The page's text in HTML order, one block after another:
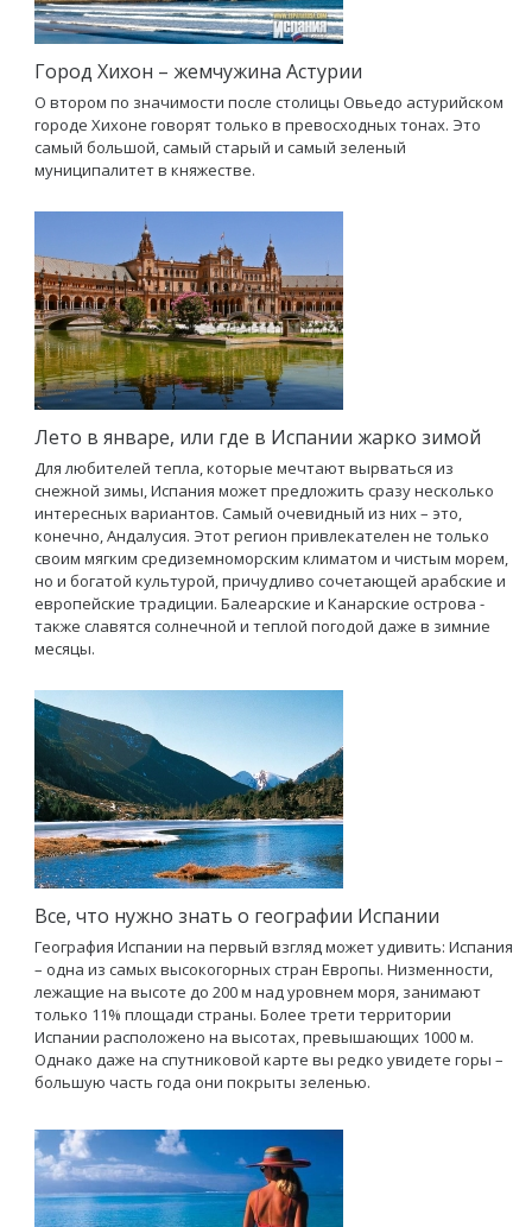
Город Хихон – жемчужина Астурии
О втором по значимости после столицы Овьедо астурийском
городе Хихоне говорят только в превосходных тонах. Это
самый большой, самый старый и самый зеленый
муниципалитет в княжестве.
Лето в январе, или где в Испании жарко зимой
Для любителей тепла, которые мечтают вырваться из
снежной зимы, Испания может предложить сразу несколько
интересных вариантов. Самый очевидный из них – это,
конечно, Андалусия. Этот регион привлекателен не только
своим мягким средиземноморским климатом и чистым морем,
но и богатой культурой, причудливо сочетающей арабские и
европейские традиции. Балеарские и Канарские острова -
также славятся солнечной и теплой погодой даже в зимние
месяцы.
Все, что нужно знать о географии Испании
География Испании на первый взгляд может удивить: Испания
– одна из самых высокогорных стран Европы. Низменности,
лежащие на высоте до 200 м над уровнем моря, занимают
только 11% площади страны. Более трети территории
Испании расположено на высотах, превышающих 1000 м.
Однако даже на спутниковой карте вы редко увидете горы –
большую часть года они покрыты зеленью.